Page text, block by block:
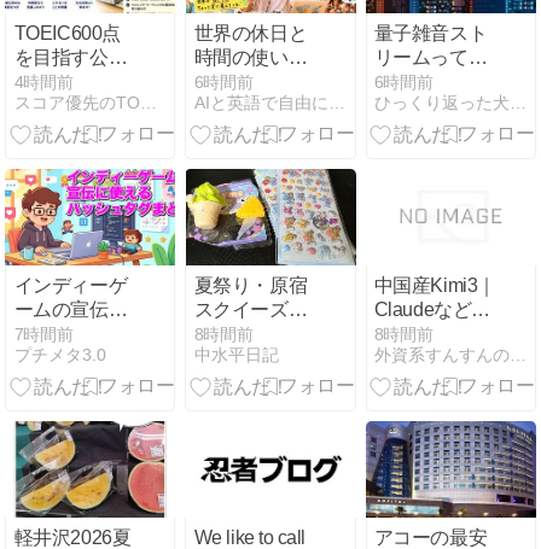
TOEIC600点
を目指す公式
問題集の使い
方｜1周目・2
周目・3周目
4時間前
スコア優先のTOEIC勉強法
世界の休日と
時間の使い方
を比べてみた
ら、人生観が
ちょっと変わ
6時間前
AIと英語で自由に働く研究所
量子雑音スト
リームってど
れくらいすご
いの？
6時間前
ひっくり返った犬小屋に逃げろ
インディーゲ
ームの宣伝に
使えるハッシ
ュタグまとめ
7時間前
プチメタ3.0
夏祭り・原宿
スクイーズ・
ボンボンドロ
ップシール
8時間前
中水平日記
中国産Kimi3｜
Claudeなどの
有料プラン級
が無料で使え
る最新AIと
8時間前
外資系すんすんの秘密メモ｜人生を豊かにする考え方と戦略
軽井沢2026夏
We like to call
アコーの最安